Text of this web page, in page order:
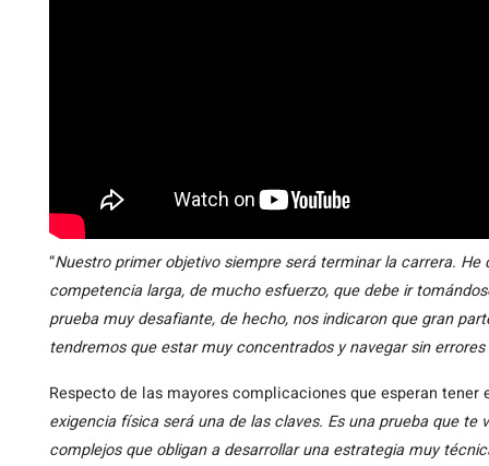
“Nuestro primer objetivo siempre será terminar la carrera.
competencia larga, de mucho esfuerzo, que debe ir
prueba muy desafiante, de hecho, nos indicaron que gran
tendremos que estar muy concentrados y navegar sin
Respecto de las mayores complicaciones que esperan
exigencia física será una de las claves. Es una prueba que
complejos que obligan a desarrollar una estrategia muy